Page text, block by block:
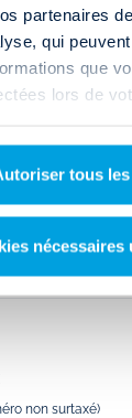
partenaires
qui
que
lors de
tous
nécessaires
RÉSERVEZ ICI
non surtaxé
RÉSERVEZ ICI
non surtaxé)